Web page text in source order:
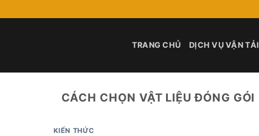
TRANG CHỦ DỊCH VỤ VẬN TẢI
CÁCH CHỌN VẬT LIỆU ĐÓNG GÓI
KIẾN THỨC